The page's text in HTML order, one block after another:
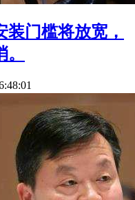
门槛将放宽，